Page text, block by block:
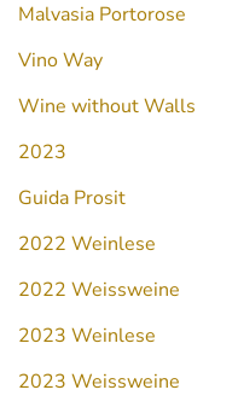
Malvasia Portorose
Vino Way
Wine without Walls
2023
Guida Prosit
2022 Weinlese
2022 Weissweine
2023 Weinlese
2023 Weissweine